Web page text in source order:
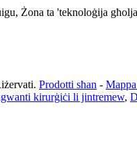
Żona ta 'teknoloġija
Prodotti sħan -
kirurġiċi li jintremew,